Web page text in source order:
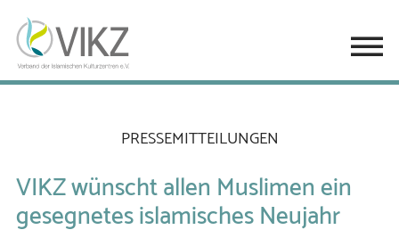
PRESSEMITTEILUNGEN
VIKZ wünscht allen Muslimen ein
gesegnetes islamisches Neujahr